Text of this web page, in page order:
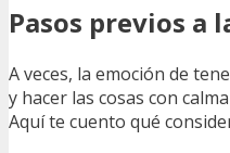
Pasos previos a
A veces, la emoción de
y hacer las cosas con
Aquí te cuento qué